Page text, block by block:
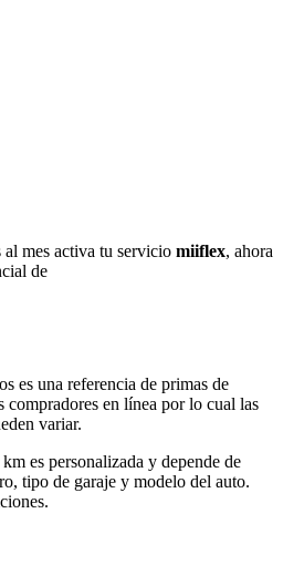
mes activa tu servicio miiflex, ahora
de
es una referencia de primas de
compradores en línea por lo cual las
variar.
es personalizada y depende de
tipo de garaje y modelo del auto.